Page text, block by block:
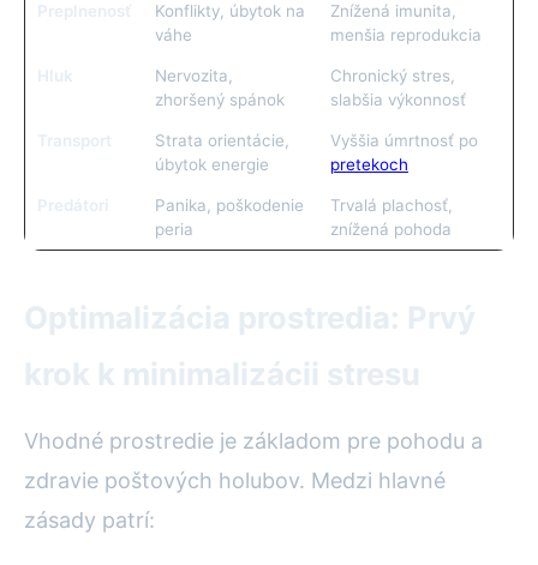
Preplnenosť
Konflikty, úbytok na
váhe
Znížená imunita,
menšia reprodukcia
Hluk
Nervozita,
zhoršený spánok
Chronický stres,
slabšia výkonnosť
Transport
Strata orientácie,
úbytok energie
Vyššia úmrtnosť po
pretekoch
Predátori
Panika, poškodenie
peria
Trvalá plachosť,
znížená pohoda
Optimalizácia prostredia: Prvý
krok k minimalizácii stresu
Vhodné prostredie je základom pre pohodu a
zdravie poštových holubov. Medzi hlavné
zásady patrí: